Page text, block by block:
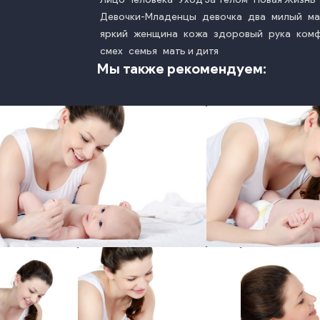
Девочки-Младенцы девочка два милый
яркий женщина кожа здоровый рука
смех семья мать и дитя
Мы также рекомендуем:
photo